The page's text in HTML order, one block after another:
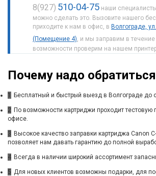
8(927) 510-04-75 наши
можно сделать это. Вызовите нашего
приходите к нам в офис, в Волгограде,
(Помещение 4) , и мы заправим в течение
возможности проверим на нашем
Почему надо
1 Бесплатный и быстрый выезд в Волгограде до
2 По возможности картриджи проходит тестовую
офисе.
3 Высокое качество заправки картриджа Canon
позволяет нам давать гарантию до полной
4 Всегда в наличии широкий ассортимент
5 Для новых клиентов возможны подарки, для